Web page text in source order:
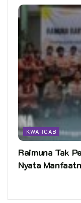
KWARCAB
Raimuna Tak
Nyata